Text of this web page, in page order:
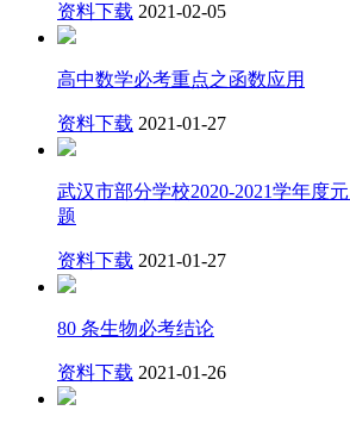
资料下载 2021-02-05
高中数学必考重点之函数应用
资料下载 2021-01-27
武汉市部分学校2020-2021学年度
题
资料下载 2021-01-27
80 条生物必考结论
资料下载 2021-01-26